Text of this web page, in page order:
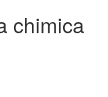
chimica